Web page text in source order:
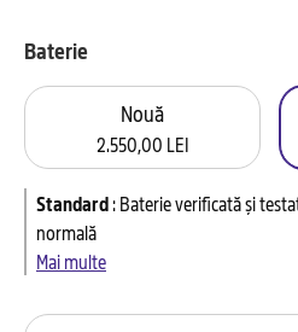
Baterie
Nouă
2.550,00 LEI
Standard:Baterie verificată și
normală
Mai multe